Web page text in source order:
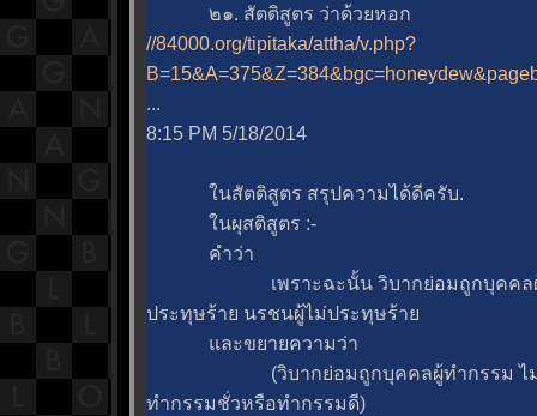
๒๑. สัตติสูตร ว่าด้วยหอก
//84000.org/tipitaka/attha/v.php?
...
8:15 PM 5/18/2014
นสัตติสูตร สรุปความได้ดีครับ.
นผุสติสูตร :-
คำว่า
เพราะฉะนั้น วิบากย่อมถูกบุคคลผู้ถู
ประทุษร้าย นรชนผู้ไม่ประทุษร้า
ละขยายความว่า
(วิบากย่อมถูกบุคคลผู้ทำกรรม ไม่
ทำกรรมชั่วหรือทำกรรมดี)